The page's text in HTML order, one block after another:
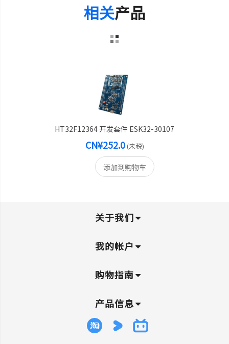
相关产品
HT32F12364 开发套件 ESK32-30107
CN¥252.0(未税)
添加到购物车
关于我们
我的帐户
购物指南
产品信息